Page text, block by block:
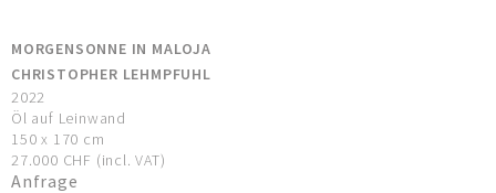
MORGENSONNE IN MALOJA
CHRISTOPHER LEHMPFUHL
2022
Öl auf Leinwand
150 x 170 cm
27.000 CHF (incl. VAT)
Anfrage